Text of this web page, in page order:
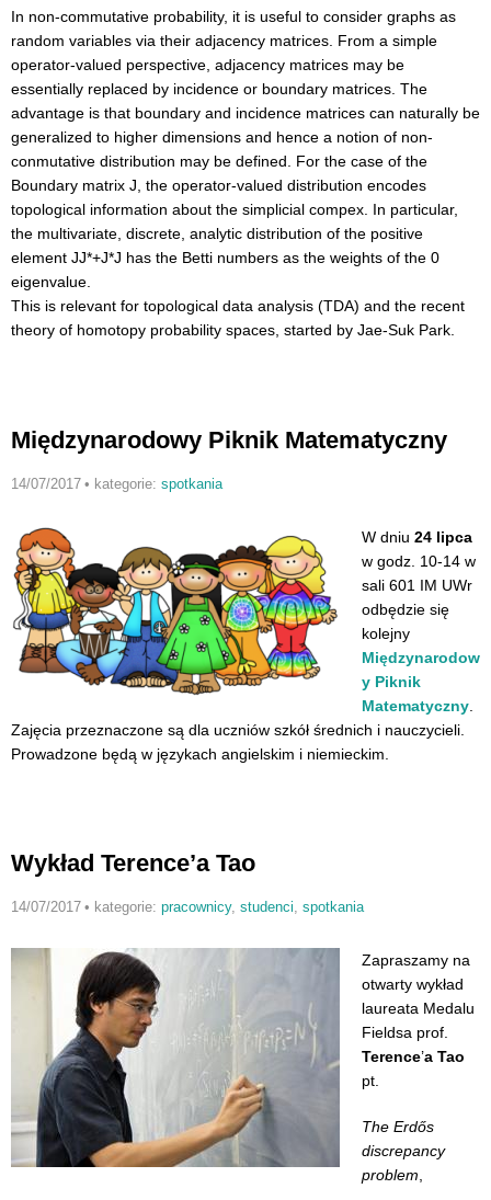
In non-commutative probability, it is useful to consider graphs as
random variables via their adjacency matrices. From a simple
operator-valued perspective, adjacency matrices may be
essentially replaced by incidence or boundary matrices. The
advantage is that boundary and incidence matrices can naturally be
generalized to higher dimensions and hence a notion of non-
conmutative distribution may be defined. For the case of the
Boundary matrix J, the operator-valued distribution encodes
topological information about the simplicial compex. In particular,
the multivariate, discrete, analytic distribution of the positive
element JJ*+J*J has the Betti numbers as the weights of the 0
eigenvalue.
This is relevant for topological data analysis (TDA) and the recent
theory of homotopy probability spaces, started by Jae-Suk Park.
Międzynarodowy Piknik Matematyczny
14/07/2017 • kategorie: spotkania
W dniu 24 lipca
w godz. 10-14 w
sali 601 IM UWr
odbędzie się
kolejny
Międzynarodow
y Piknik
Matematyczny
Zajęcia przeznaczone są dla uczniów szkół średnich i nauczycieli.
Prowadzone będą w językach angielskim i niemieckim.
Wykład Terence’a Tao
14/07/2017 • kategorie: pracownicy, studenci, spotkania
Zapraszamy na
otwarty wykład
laureata Medalu
Fieldsa prof.
Terence’a Tao
pt.
The Erdős
discrepancy
problem